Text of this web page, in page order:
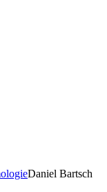
Daniel Bartsch